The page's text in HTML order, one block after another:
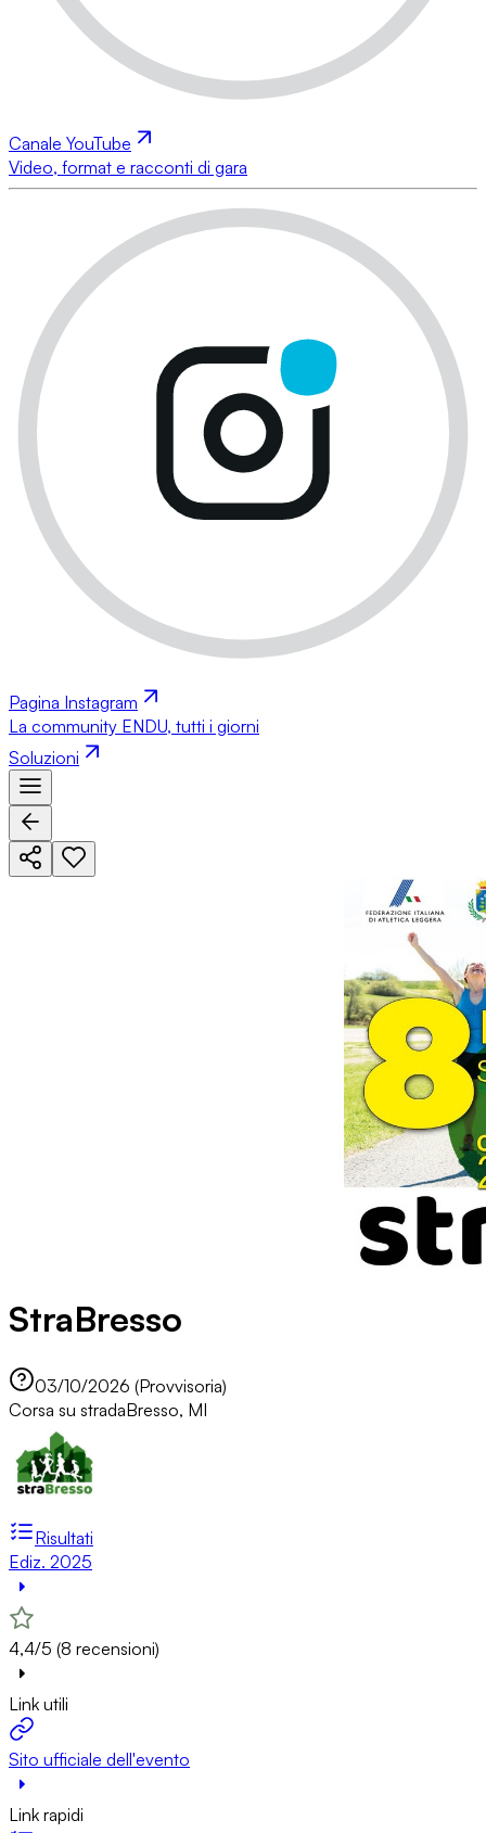
Canale YouTube
Video, format e racconti di gara
Pagina Instagram
La community ENDU, tutti i giorni
Soluzioni
StraBresso
03/10/2026 (Provvisoria)
Corsa su stradaBresso, MI
Risultati
Ediz. 2025
4,4/5 (8 recensioni)
Link utili
Sito ufficiale dell'evento
Link rapidi